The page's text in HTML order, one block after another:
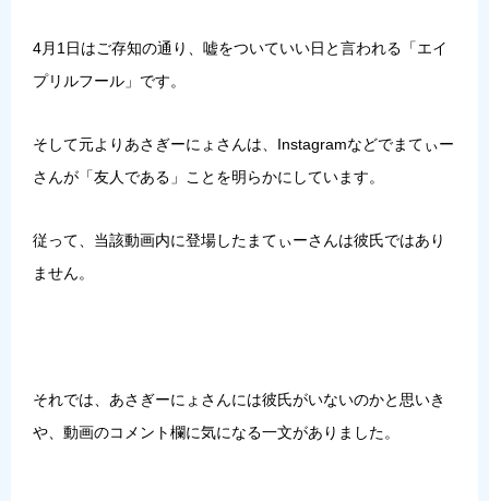
4月1日はご存知の通り、嘘をついていい日と言われる「エイ
プリルフール 」です。
そして元よりあさぎーにょさんは、Instagramなどでまてぃー
さんが「友人である」ことを明らかにしています。
従って、当該動画内に登場したまてぃーさんは彼氏ではあり
ません。
それでは、あさぎーにょさんには彼氏がいないのかと思いき
や、動画のコメント欄に気になる一文がありました。